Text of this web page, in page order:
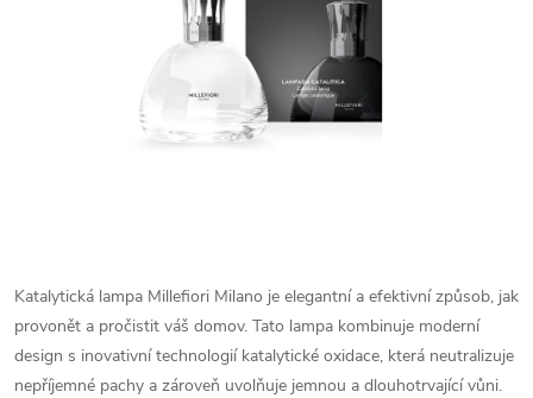
Katalytická lampa Millefiori Milano je elegantní a efektivní způsob, jak
provonět a pročistit váš domov. Tato lampa kombinuje moderní
design s inovativní technologií katalytické oxidace, která neutralizuje
nepříjemné pachy a zároveň uvolňuje jemnou a dlouhotrvající vůni.